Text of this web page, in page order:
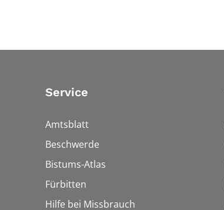
Service
Amtsblatt
Beschwerde
Bistums-Atlas
Fürbitten
Hilfe bei Missbrauch